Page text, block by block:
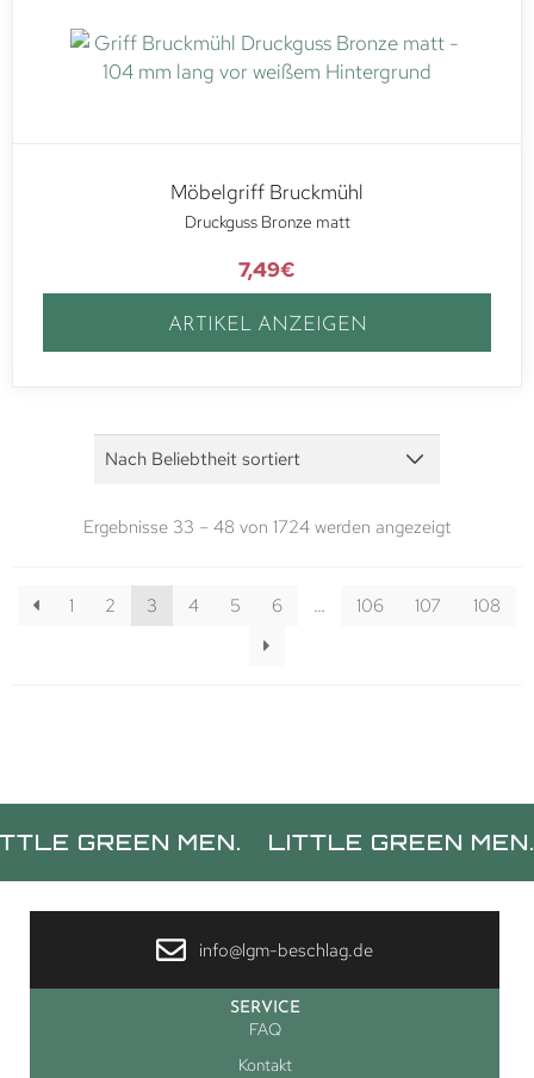
Möbelgriff Bruckmühl
Druckguss Bronze matt
7,49€
ARTIKEL ANZEIGEN
Ergebnisse 33 – 48 von 1724 werden angezeigt
1 2 3 4 5 6 … 106 107 108
GREEN MEN. LITTLE GREEN MEN.
info@lgm-beschlag.de
SERVICE
FAQ
Kontakt